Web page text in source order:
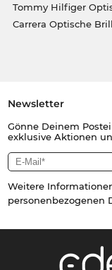
Tommy Hilfiger
Carrera Optische
Newsletter
Gönne Deinem
exklusive Aktionen
Weitere
personenbezogenen